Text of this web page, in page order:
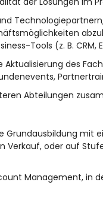
Tools (z. B. CRM,
des
Abteilungen
mit
Verkauf, oder auf
Management, in